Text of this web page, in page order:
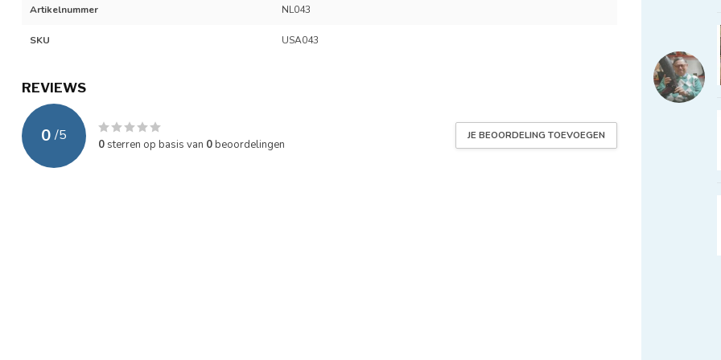
Artikelnummer NL043
SKU USA043
REVIEWS
0 /5
0 sterren op basis van 0beoordelingen
JE BEOORDELING TOEVOEGEN